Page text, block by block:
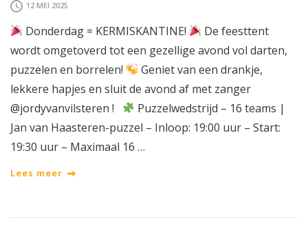
12 MEI 2025
Donderdag = KERMISKANTINE!
De feesttent
wordt omgetoverd tot een gezellige avond vol darten,
puzzelen en borrelen!
Geniet van een drankje,
lekkere hapjes en sluit de avond af met zanger
@jordyvanvilsteren !
Puzzelwedstrijd – 16 teams |
Jan van Haasteren-puzzel – Inloop: 19:00 uur – Start:
19:30 uur – Maximaal 16 …
Lees meer